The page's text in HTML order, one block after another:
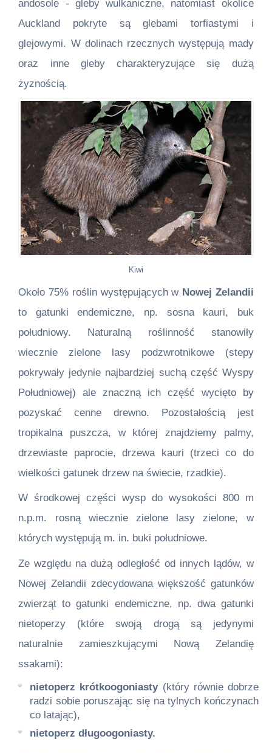
andosole - gleby wulkaniczne, natomiast okolice
Auckland pokryte są glebami torfiastymi i
glejowymi. W dolinach rzecznych występują mady
oraz inne gleby charakteryzujące się dużą
żyznością.
Kiwi
Około 75% roślin występujących w Nowej Zelandii
to gatunki endemiczne, np. sosna kauri, buk
południowy. Naturalną roślinność stanowiły
wiecznie zielone lasy podzwrotnikowe (stepy
pokrywały jedynie najbardziej suchą część Wyspy
Południowej) ale znaczną ich część wycięto by
pozyskać cenne drewno. Pozostałością jest
tropikalna puszcza, w której znajdziemy palmy,
drzewiaste paprocie, drzewa kauri (trzeci co do
wielkości gatunek drzew na świecie, rzadkie).
W środkowej części wysp do wysokości 800 m
n.p.m. rosną wiecznie zielone lasy zielone, w
których występują m. in. buki południowe.
Ze względu na dużą odległość od innych lądów, w
Nowej Zelandii zdecydowana większość gatunków
zwierząt to gatunki endemiczne, np. dwa gatunki
nietoperzy (które swoją drogą są jedynymi
naturalnie zamieszkującymi Nową Zelandię
ssakami):
nietoperz krótkoogoniasty(który równie dobrze
radzi sobie poruszając się na tylnych kończynach
co latając),
nietoperz długoogoniasty.